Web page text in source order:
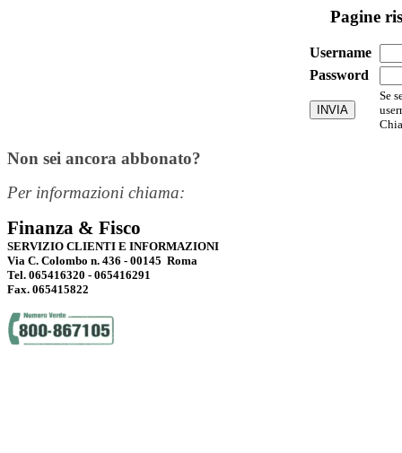
Pagine
Username
Password
Se
Non sei ancora abbonato?
Per informazioni chiama:
Finanza & Fisco
SERVIZIO CLIENTI E INFORMAZIONI
Via C. Colombo n. 436 - 00145 Roma
Tel. 065416320 - 065416291
Fax. 065415822